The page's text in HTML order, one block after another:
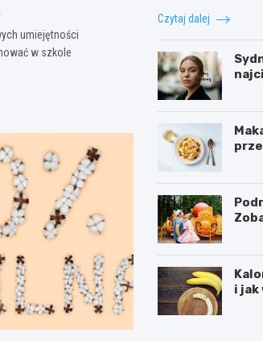
umiejętności
w szkole
Czytaj dalej
i jak